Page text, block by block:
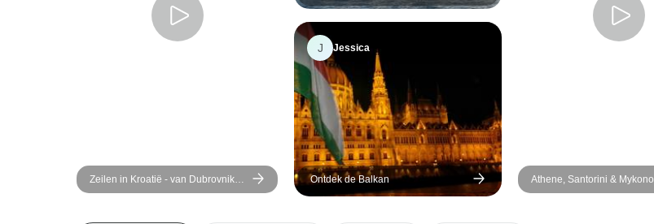
Zeilen in Kroatië - van Dubrovnik
naar Split
Premium Superior
J Jessica
Ontdek de Balkan
Athene, Santorini &
3 rondleidingen - een semi-